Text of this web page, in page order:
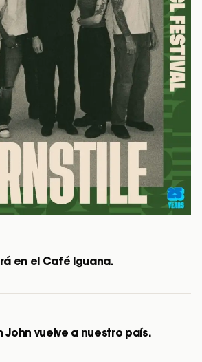
en el Café Iguana.
John vuelve a nuestro país.